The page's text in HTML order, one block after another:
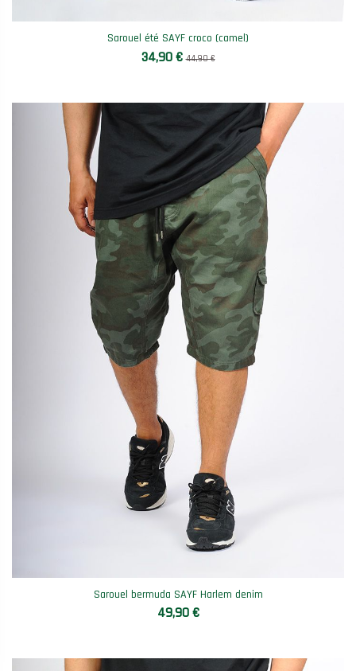
Sarouel été SAYF croco (camel)
34,90 €44,90 €
Sarouel bermuda SAYF Harlem denim
49,90 €